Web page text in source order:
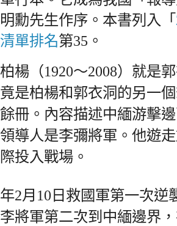
勳先生作序。本書列入「
清單排名第35。
楊（1920～2008）就是
是柏楊和郭衣洞的另一
冊。內容描述中緬游擊
導人是李彌將軍。他遊
投入戰場。
年2月10日救國軍第一次逆
將軍第二次到中緬邊界